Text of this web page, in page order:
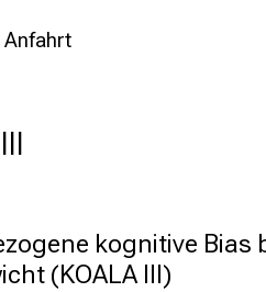
Anfahrt
kognitive
(KOALA III)